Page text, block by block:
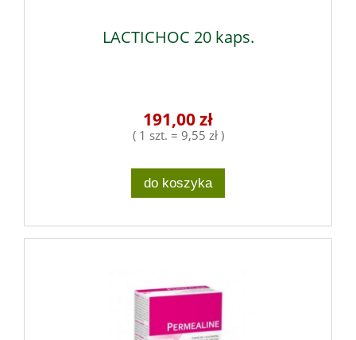
LACTICHOC 20 kaps.
191,00 zł
( 1 szt. = 9,55 zł )
do koszyka